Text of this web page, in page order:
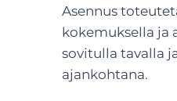
Asennus
kokemuksella
sovitulla tavalla
ajankohtana.